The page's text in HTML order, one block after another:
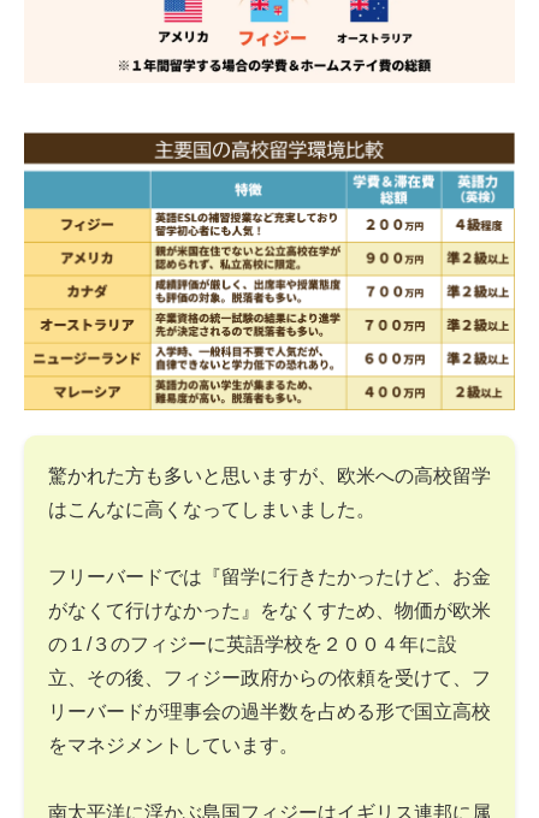
驚かれた方も多いと思いますが、欧米への高校留学
はこんなに高くなってしまいました。
フリーバードでは『留学に行きたかったけど、お金
がなくて行けなかった』をなくすため、物価が欧米
の１/３のフィジーに英語学校を２００４年に設
立、その後、フィジー政府からの依頼を受けて、フ
リーバードが理事会の過半数を占める形で国立高校
をマネジメントしています。
南太平洋に浮かぶ島国フィジーはイギリス連邦に属